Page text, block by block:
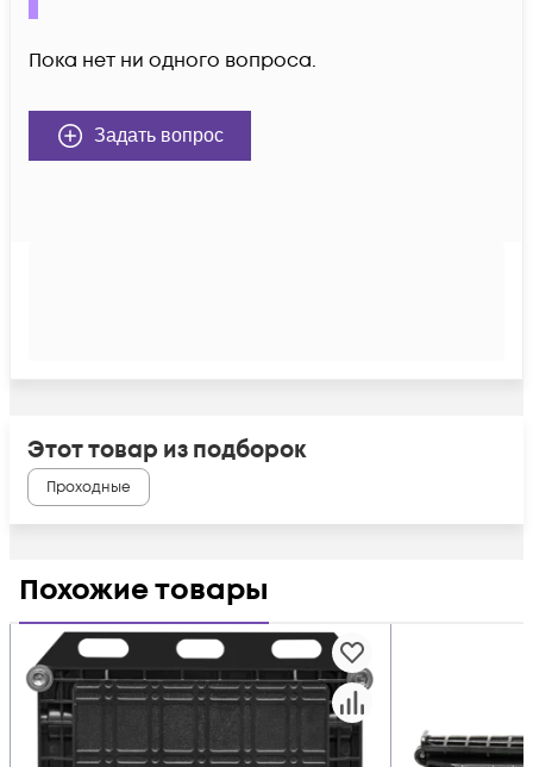
Пока нет ни одного вопроса.
Задать вопрос
Этот товар из подборок
Проходные
Похожие товары